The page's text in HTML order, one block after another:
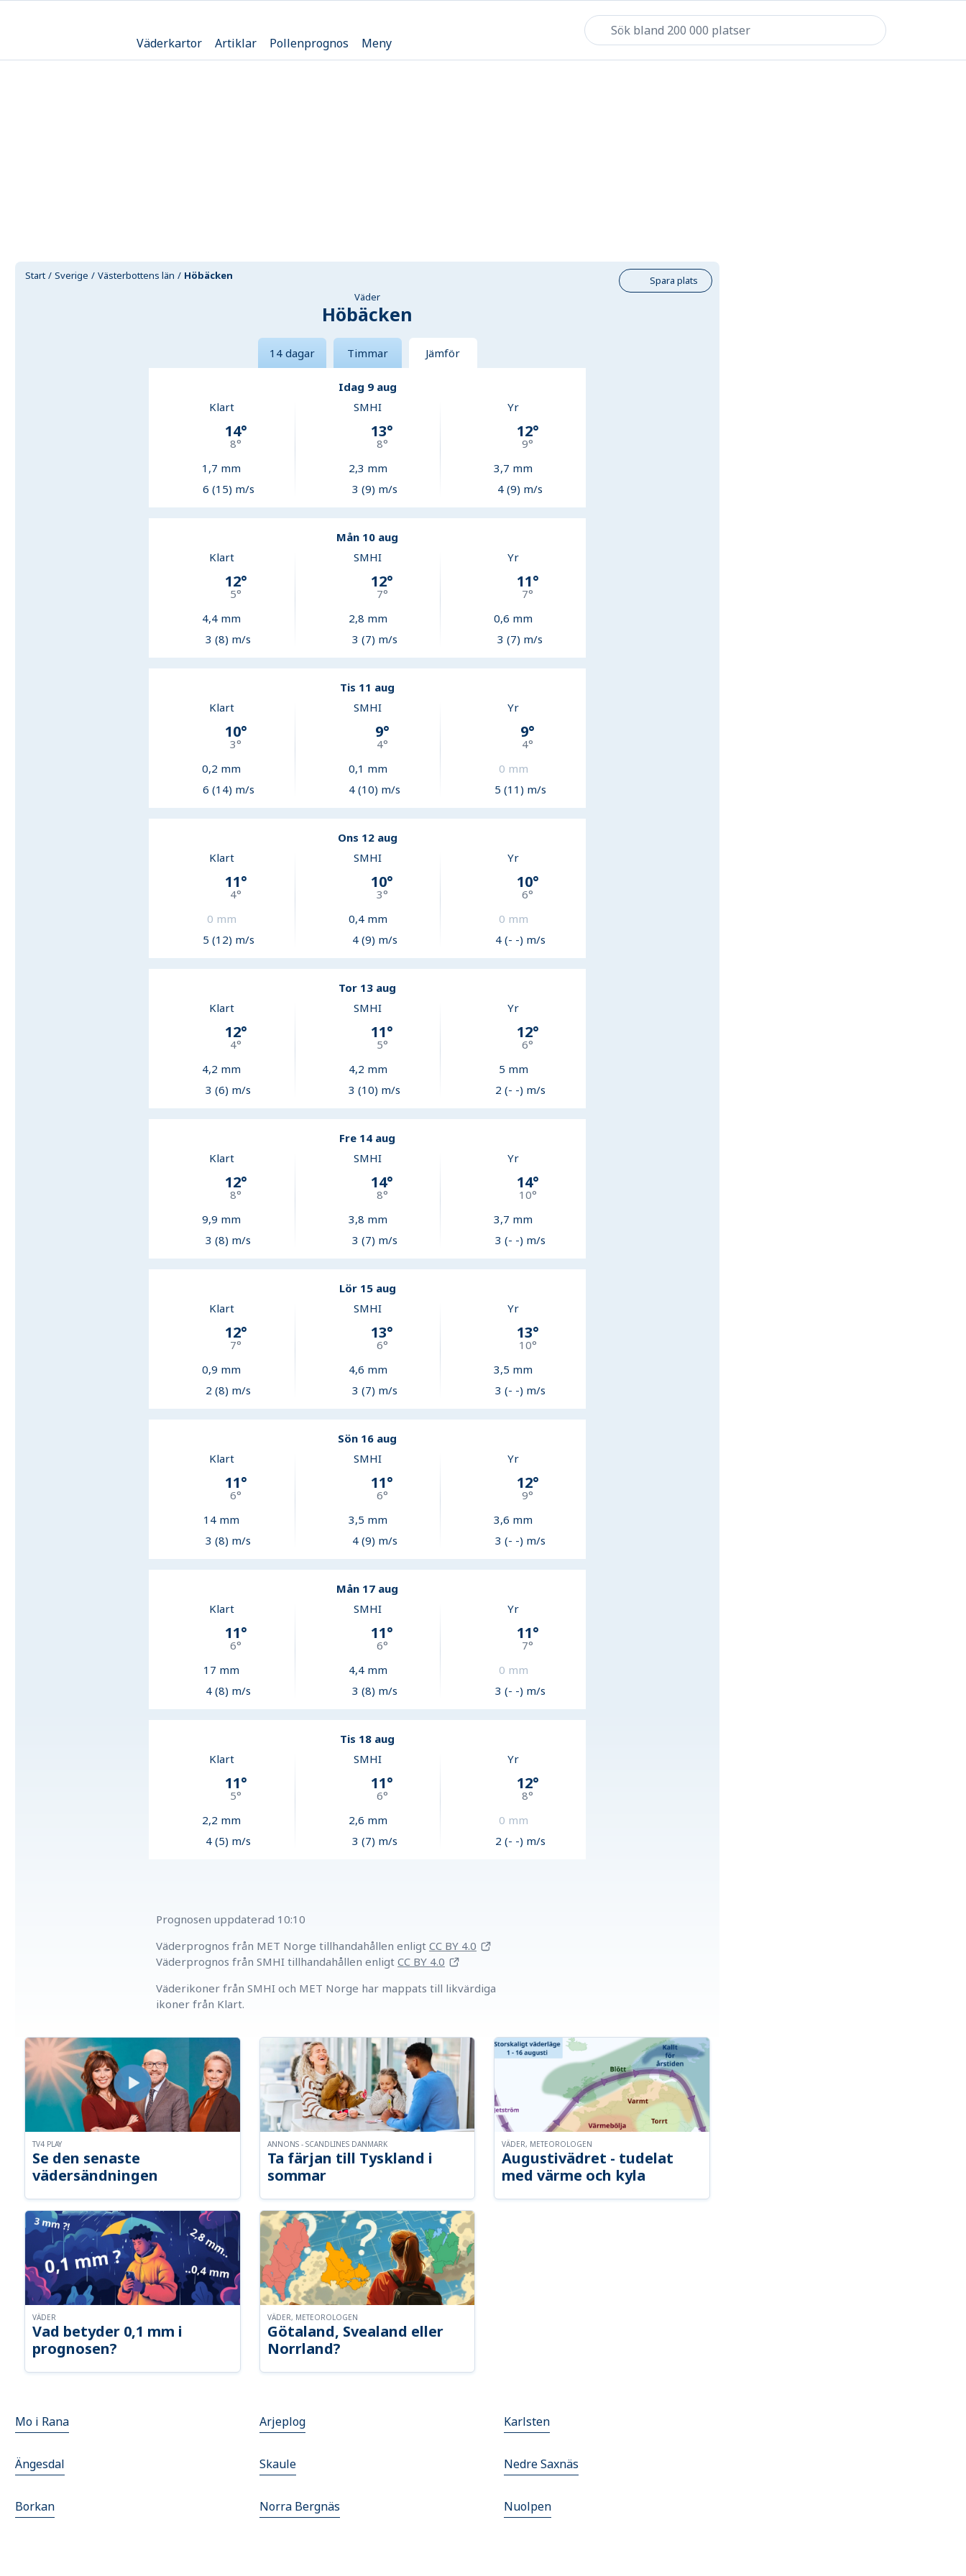
Väderkartor Artiklar Pollenprognos Meny
Start Sverige Västerbottens län Höbäcken
Spara plats
Väder
Höbäcken
14 dagar Timmar Jämför
Idag 9 aug
Klart
14°
8°
1,7 mm
6 (15) m/s
SMHI
13°
8°
2,3 mm
3 (9) m/s
Yr
12°
9°
3,7 mm
4 (9) m/s
Mån 10 aug
Klart
12°
5°
4,4 mm
3 (8) m/s
SMHI
12°
7°
2,8 mm
3 (7) m/s
Yr
11°
7°
0,6 mm
3 (7) m/s
Tis 11 aug
Klart
10°
3°
0,2 mm
6 (14) m/s
SMHI
9°
4°
0,1 mm
4 (10) m/s
Yr
9°
4°
0 mm
5 (11) m/s
Ons 12 aug
Klart
11°
4°
0 mm
5 (12) m/s
SMHI
10°
3°
0,4mm
4 (9) m/s
Yr
10°
6°
0 mm
4 (- -) m/s
Tor 13 aug
Klart
12°
4°
4,2 mm
3 (6) m/s
SMHI
11°
5°
4,2 mm
3 (10) m/s
Yr
12°
6°
5 mm
2 (- -) m/s
Fre 14 aug
Klart
12°
8°
9,9 mm
3 (8) m/s
SMHI
14°
8°
3,8 mm
3 (7) m/s
Yr
14°
10°
3,7 mm
3 (- -) m/s
Lör 15 aug
Klart
12°
7°
0,9 mm
2 (8) m/s
SMHI
13°
6°
4,6 mm
3 (7) m/s
Yr
13°
10°
3,5 mm
3 (- -) m/s
Sön 16 aug
Klart
11°
6°
14 mm
3 (8) m/s
SMHI
11°
6°
3,5 mm
4 (9) m/s
Yr
12°
9°
3,6 mm
3 (- -) m/s
Mån 17 aug
Klart
11°
6°
17 mm
4 (8) m/s
SMHI
11°
6°
4,4mm
3 (8) m/s
Yr
11°
7°
0 mm
3 (- -) m/s
Tis 18 aug
Klart
11°
5°
2,2 mm
4 (5) m/s
SMHI
11°
6°
2,6 mm
3 (7) m/s
Yr
12°
8°
0 mm
2 (- -) m/s
Prognosen uppdaterad 10:10
Väderprognos från MET Norge tillhandahållen enligt CC BY 4.0
Väderprognos från SMHI tillhandahållen enligt CC BY 4.0
Väderikoner från SMHI och MET Norge har mappats till likvärdiga
ikoner från Klart.
Se den senaste
vädersändningen
TV4 PLAY
Ta färjan till Tyskland i
sommar
ANNONS - SCANDLINES DANMARK
Augustivädret - tudelat
med värme och kyla
VÄDER, METEOROLOGEN
Vad betyder 0,1 mm i
prognosen?
VÄDER
Götaland, Svealand eller
Norrland?
VÄDER, METEOROLOGEN
Mo i Rana Arjeplog Karlsten
Ängesdal Skaule Nedre Saxnäs
Borkan Norra Bergnäs Nuolpen